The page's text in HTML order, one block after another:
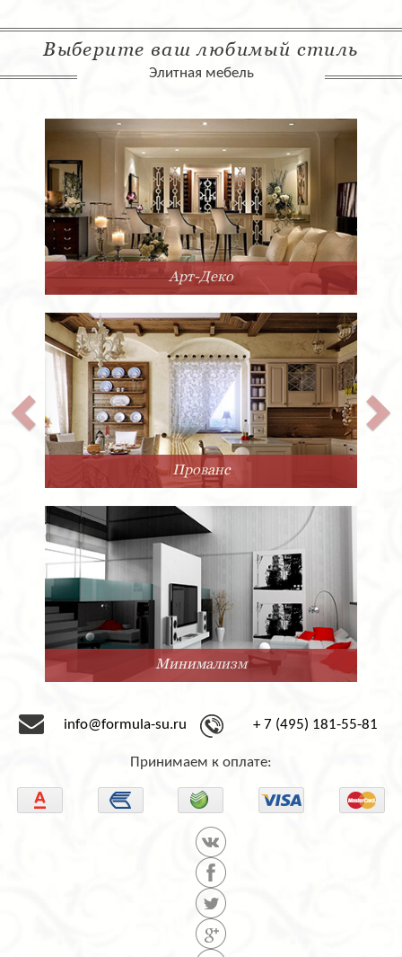
Выберите ваш любимый стиль
Элитная мебель
Арт-Деко
Прованс
Минимализм
info@formula-su.ru + 7 (495) 181-55-81
Принимаем к оплате: